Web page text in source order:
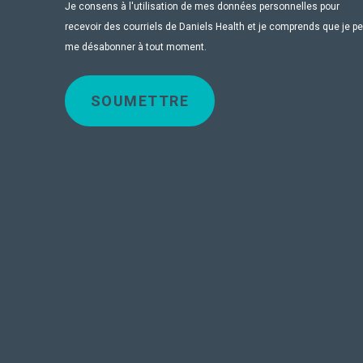
Je consens à l'utilisation de mes données personnelles pour
recevoir des courriels de Daniels Health et je comprends que je
me désabonner à tout moment.
SOUMETTRE